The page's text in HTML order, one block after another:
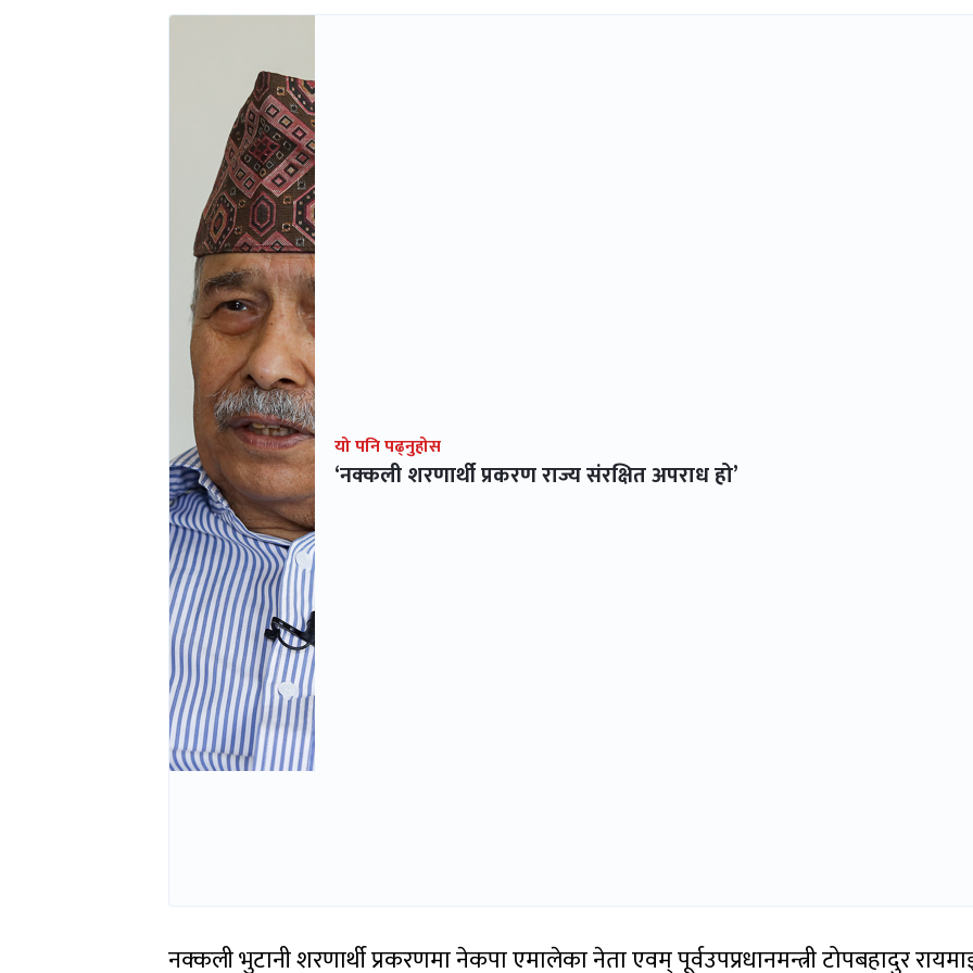
यो पनि पढ्नुहोस
‘नक्कली शरणार्थी प्रकरण राज्य संरक्षित अपराध हो’
नक्कली भुटानी शरणार्थी प्रकरणमा नेकपा एमालेका नेता एवम् पूर्वउपप्रधानमन्त्री टोपबहादुर